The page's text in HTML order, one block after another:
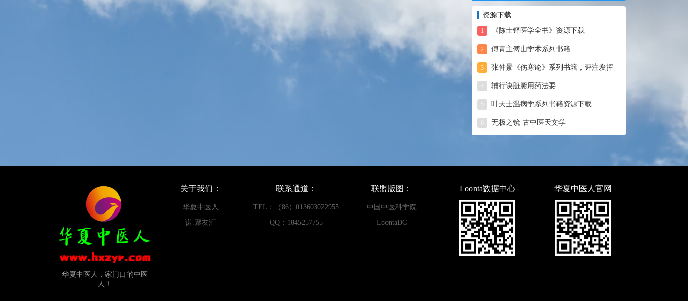
资源下载
1 《陈士铎医学全书》资源下载
2 傅青主傅山学术系列书籍
3 张仲景《伤寒论》系列书籍，评注发挥
4 辅行诀脏腑用药法要
5 叶天士温病学系列书籍资源下载
6 无极之镜-古中医天文学
华夏中医人，家门口的中医
人！
关于我们：
华夏中医人
谦.聚友汇
联系通道：
TEL：（86）013603022955
QQ：1845257755
联盟版图：
中国中医科学院
LoontaDC
Loonta数据中心 华夏中医人官网